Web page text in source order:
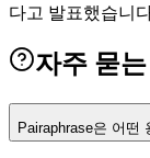
다고 발표했습니
자주 묻
Pairaphrase은 어떤